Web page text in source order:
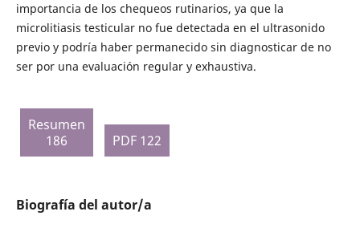
importancia de los chequeos rutinarios, ya que la
microlitiasis testicular no fue detectada en el ultrasonido
previo y podría haber permanecido sin diagnosticar de no
ser por una evaluación regular y exhaustiva.
Resumen
186
PDF 122
Biografía del autor/a